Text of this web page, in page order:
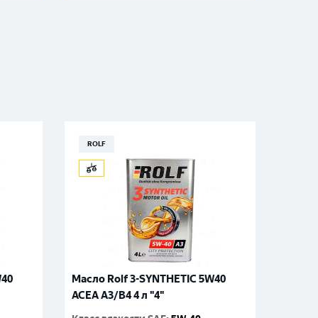
ROLF
Масло Rolf 3-SYNTHETIC 5W40
ACEA A3/B4 4 л "4"